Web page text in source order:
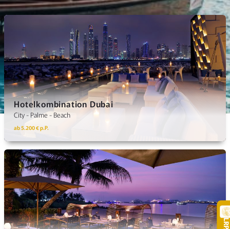
Hotelkombination Dubai
City - Palme - Beach
ab 5.200 € p.P.